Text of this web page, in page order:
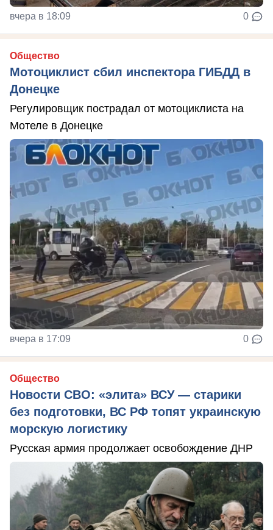
вчера в 18:09 0
Общество
Мотоциклист сбил инспектора ГИБДД в
Донецке
Регулировщик пострадал от мотоциклиста на
Мотеле в Донецке
вчера в 17:09 0
Общество
Новости СВО: «элита» ВСУ — старики
без подготовки, ВС РФ топят украинскую
морскую логистику
Русская армия продолжает освобождение ДНР